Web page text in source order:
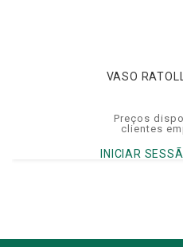
VASO
Preços
clientes
INICIAR